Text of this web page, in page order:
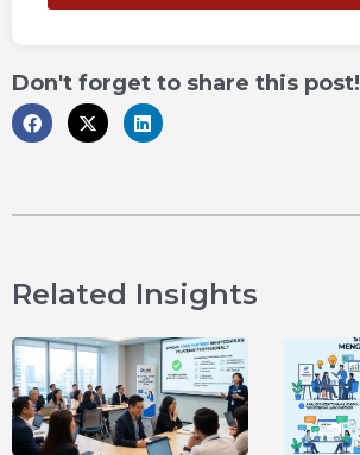
Don't forget to share this post!
Related Insights